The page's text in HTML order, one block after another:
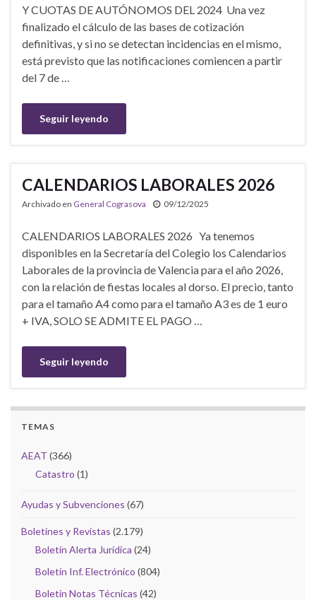
Y CUOTAS DE AUTÓNOMOS DEL 2024 Una vez
finalizado el cálculo de las bases de cotización
definitivas, y si no se detectan incidencias en el mismo,
está previsto que las notificaciones comiencen a partir
del 7 de …
Seguir leyendo
CALENDARIOS LABORALES 2026
Archivado en General Cograsova 09/12/2025
CALENDARIOS LABORALES 2026 Ya tenemos
disponibles en la Secretaría del Colegio los Calendarios
Laborales de la provincia de Valencia para el año 2026,
con la relación de fiestas locales al dorso. El precio, tanto
para el tamaño A4 como para el tamaño A3 es de 1 euro
+ IVA, SOLO SE ADMITE EL PAGO …
Seguir leyendo
TEMAS
AEAT (366)
Catastro (1)
Ayudas y Subvenciones (67)
Boletines y Revistas (2.179)
Boletín Alerta Jurídica (24)
Boletín Inf. Electrónico (804)
Boletín Notas Técnicas (42)